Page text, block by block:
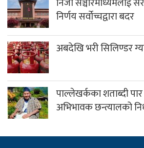
निर्णय सर्वोच्चद्वारा बदर
अबदेखि भरी सिलिण्डर
पाल्लेखर्कका शताब्दी
अभिभावक छन्त्यालको